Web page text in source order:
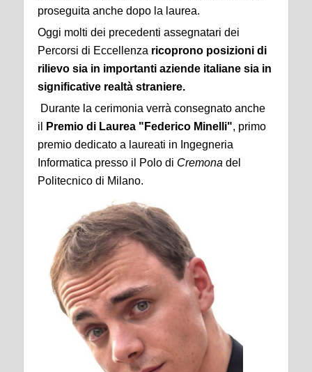
proseguita anche dopo la laurea.
Oggi molti dei precedenti assegnatari dei
Percorsi di Eccellenza ricoprono posizioni di
rilievo sia in importanti aziende italiane sia in
significative realtà straniere.
Durante la cerimonia verrà consegnato anche
il
Premio di Laurea "Federico Minelli", primo
premio dedicato a laureati in Ingegneria
Informatica presso il Polo di Cremona del
Politecnico di Milano.